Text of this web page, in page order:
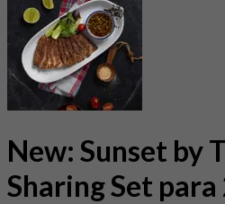
New: Sunset by
Sharing Set para